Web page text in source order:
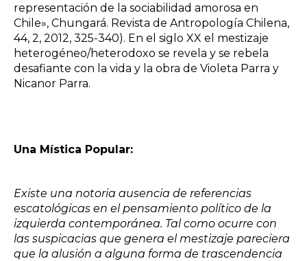
representación de la sociabilidad amorosa en
Chile», Chungará. Revista de Antropología Chilena,
44, 2, 2012, 325-340). En el siglo XX el mestizaje
heterogéneo/heterodoxo se revela y se rebela
desafiante con la vida y la obra de Violeta Parra y
Nicanor Parra.
Una Mística Popular:
Existe una notoria ausencia de referencias
escatológicas en el pensamiento político de la
izquierda contemporánea. Tal como ocurre con
las suspicacias que genera el mestizaje pareciera
que la alusión a alguna forma de trascendencia